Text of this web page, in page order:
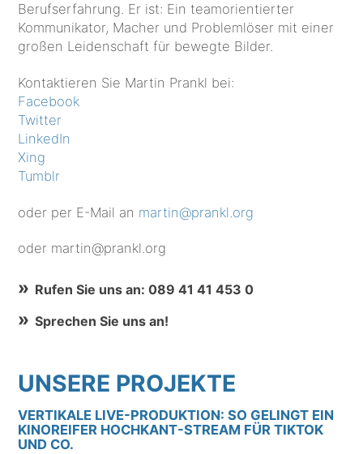
Berufserfahrung. Er ist: Ein teamorientierter
Kommunikator, Macher und Problemlöser mit einer
großen Leidenschaft für bewegte Bilder.
Kontaktieren Sie Martin Prankl bei:
Facebook
Twitter
LinkedIn
Xing
Tumblr
oder per E-Mail an martin@prankl.org
oder martin@prankl.org
Rufen Sie uns an: 089 41 41 453 0
Sprechen Sie uns an!
UNSERE PROJEKTE
VERTIKALE LIVE-PRODUKTION: SO GELINGT EIN
KINOREIFER HOCHKANT-STREAM FÜR TIKTOK
UND CO.